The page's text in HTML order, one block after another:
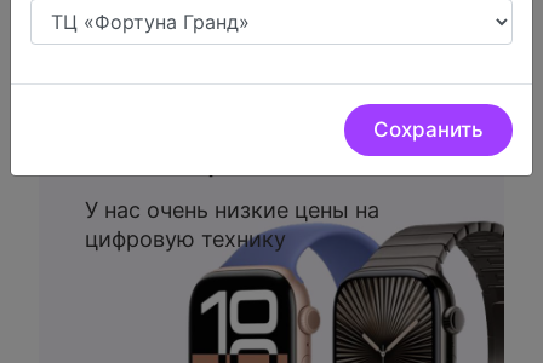
Сохранить
У нас очень низкие цены на
цифровую технику